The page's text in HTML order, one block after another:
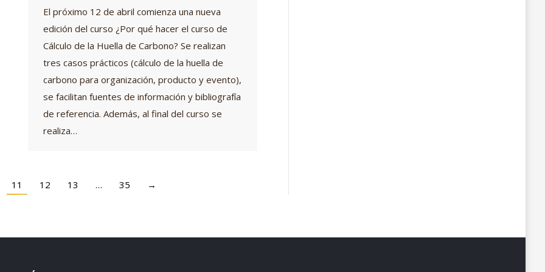
El próximo 12 de abril comienza una nueva
edición del curso ¿Por qué hacer el curso de
Cálculo de la Huella de Carbono? Se realizan
tres casos prácticos (cálculo de la huella de
carbono para organización, producto y evento),
se facilitan fuentes de información y bibliografía
de referencia. Además, al final del curso se
realiza…
11 12 13 … 35 →